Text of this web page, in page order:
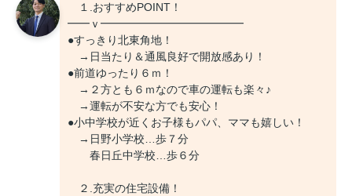
１.おすすめPOINT！
━━ｖ━━━━━━━━━━━━━
●すっきり北東角地！
→日当たり＆通風良好で開放感あり！
●前道ゆったり６ｍ！
→２方とも６ｍなので車の運転も楽々♪
→運転が不安な方でも安心！
●小中学校が近くお子様もパパ、ママも嬉しい！
→日野小学校…歩７分
春日丘中学校…歩６分
２.充実の住宅設備！